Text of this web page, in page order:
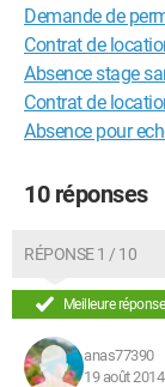
Demande de
Contrat de
Absence stage
Contrat de
Absence pour
10 réponses
RÉPONSE 1 / 10
Meilleure réponse
anas77390
19 août